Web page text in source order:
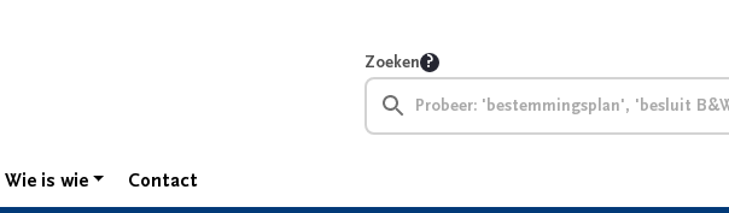
Zoeken
Wie is wie Contact